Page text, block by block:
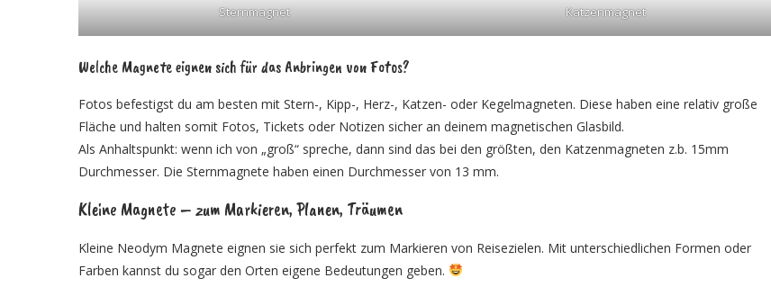
Sternmagnet Katzenmagnet
Welche Magnete eignen sich für das Anbringen von Fotos?
Fotos befestigst du am besten mit Stern-, Kipp-, Herz-, Katzen- oder Kegelmagneten. Diese haben eine relativ große
Fläche und halten somit Fotos, Tickets oder Notizen sicher an deinem magnetischen Glasbild.
Als Anhaltspunkt: wenn ich von „groß“ spreche, dann sind das bei den größten, den Katzenmagneten z.b. 15mm
Durchmesser. Die Sternmagnete haben einen Durchmesser von 13 mm.
Kleine Magnete – zum Markieren, Planen, Träumen
Kleine Neodym Magnete eignen sie sich perfekt zum Markieren von Reisezielen. Mit unterschiedlichen Formen oder
Farben kannst du sogar den Orten eigene Bedeutungen geben.